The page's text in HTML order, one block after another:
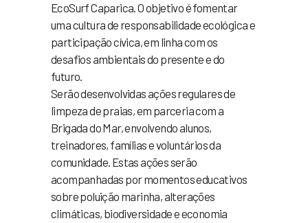
EcoSurf Caparica. O objetivo é fomentar
uma cultura de responsabilidade ecológica e
participação cívica, em linha com os
desafios ambientais do presente e do
futuro.
Serão desenvolvidas ações regulares de
limpeza de praias, em parceria com a
Brigada do Mar, envolvendo alunos,
treinadores, famílias e voluntários da
comunidade. Estas ações serão
acompanhadas por momentos educativos
sobre poluição marinha, alterações
climáticas, biodiversidade e economia